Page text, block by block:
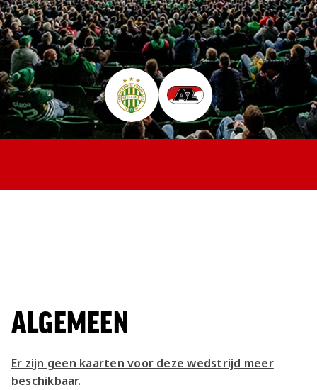
Jong AZ
Seizoenkaart
ALGEMEEN
Er zijn geen kaarten voor deze wedstrijd meer
beschikbaar.